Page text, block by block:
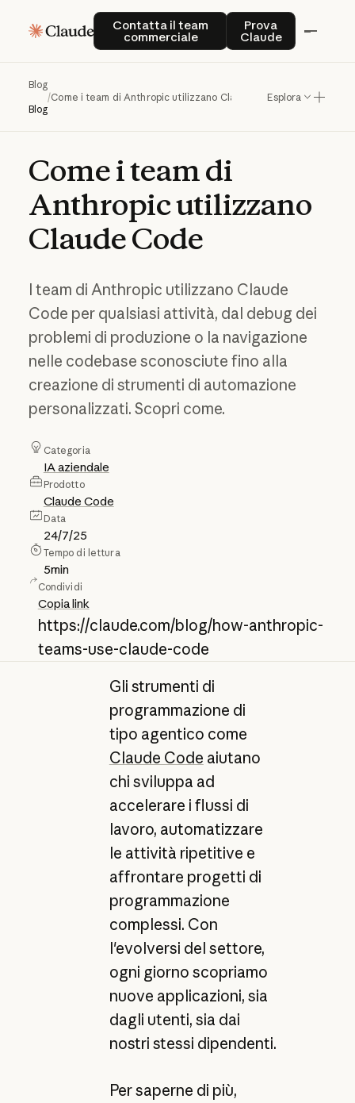
Contatta il team
commerciale
Contatta il team commerciale
Prova
Claude
Prova Claude
Blog
Blog
/Come i team di Anthropic utilizzano Claude CodeEsplora
Comeiteamdi
Anthropicutilizzano
ClaudeCode
I team di Anthropic utilizzano Claude
Code per qualsiasi attività, dal debug dei
problemi di produzione o la navigazione
nelle codebase sconosciute fino alla
creazione di strumenti di automazione
personalizzati. Scopri come.
Categoria
IA aziendale
Prodotto
Claude Code
Data
24/7/25
Tempo di lettura
5min
Condividi
Copia link
https://claude.com/blog/how-anthropic-
teams-use-claude-code
Gli strumenti di
programmazione di
tipo agentico come
Claude Code aiutano
chi sviluppa ad
accelerare i flussi di
lavoro, automatizzare
le attività ripetitive e
affrontare progetti di
programmazione
complessi. Con
l'evolversi del settore,
ogni giorno scopriamo
nuove applicazioni, sia
dagli utenti, sia dai
nostri stessi dipendenti.
Per saperne di più,